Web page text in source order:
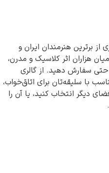
هنرمندان ایران و
اثر کلاسیک و مدرن،
دهید. از گالری
سلیقه‌تان برای اتاق‌خواب،
انتخاب کنید، یا آن را